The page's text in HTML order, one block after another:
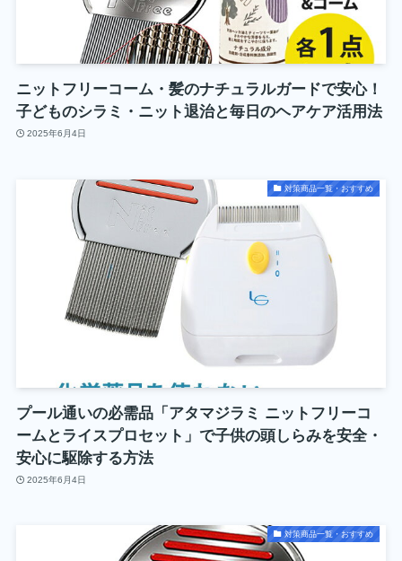
ニットフリーコーム・髪のナチュラルガードで安心！
子どものシラミ・ニット退治と毎日のヘアケア活用法
2025年6月4日
対策商品一覧・おすすめ
プール通いの必需品「アタマジラミ ニットフリーコ
ームとライスプロセット」で子供の頭しらみを安全・
安心に駆除する方法
2025年6月4日
対策商品一覧・おすすめ